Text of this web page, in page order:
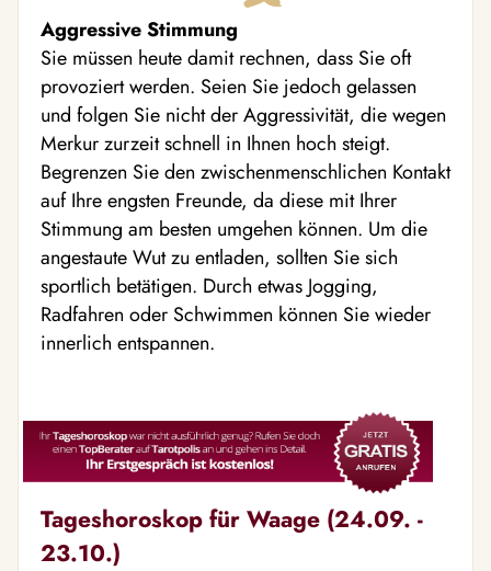
Aggressive Stimmung
Sie müssen heute damit rechnen, dass Sie oft
provoziert werden. Seien Sie jedoch gelassen
und folgen Sie nicht der Aggressivität, die wegen
Merkur zurzeit schnell in Ihnen hoch steigt.
Begrenzen Sie den zwischenmenschlichen Kontakt
auf Ihre engsten Freunde, da diese mit Ihrer
Stimmung am besten umgehen können. Um die
angestaute Wut zu entladen, sollten Sie sich
sportlich betätigen. Durch etwas Jogging,
Radfahren oder Schwimmen können Sie wieder
innerlich entspannen.
Tageshoroskop für Waage (24.09. -
23.10.)